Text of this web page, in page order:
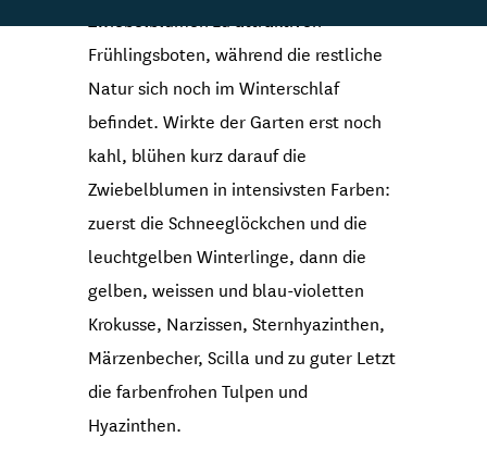
Zwiebelblumen zu attraktiven
Frühlingsboten, während die restliche
Natur sich noch im Winterschlaf
befindet. Wirkte der Garten erst noch
kahl, blühen kurz darauf die
Zwiebelblumen in intensivsten Farben:
zuerst die Schneeglöckchen und die
leuchtgelben Winterlinge, dann die
gelben, weissen und blau-violetten
Krokusse, Narzissen, Sternhyazinthen,
Märzenbecher, Scilla und zu guter Letzt
die farbenfrohen Tulpen und
Hyazinthen.